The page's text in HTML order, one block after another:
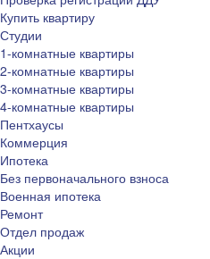
Купить квартиру
Студии
1-комнатные квартиры
2-комнатные квартиры
3-комнатные квартиры
4-комнатные квартиры
Пентхаусы
Коммерция
Ипотека
Без первоначального взноса
Военная ипотека
Ремонт
Отдел продаж
Акции